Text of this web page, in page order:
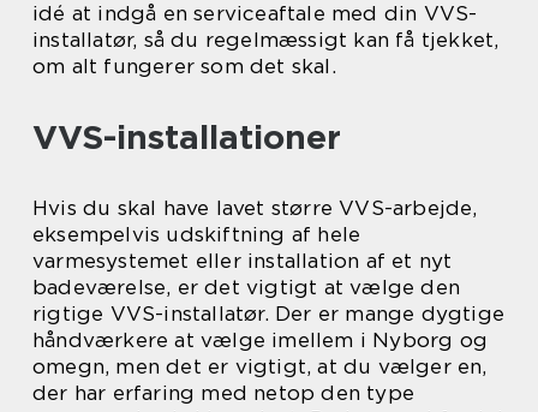
idé at indgå en serviceaftale med din VVS-
installatør, så du regelmæssigt kan få tjekket,
om alt fungerer som det skal.
VVS-installationer
Hvis du skal have lavet større VVS-arbejde,
eksempelvis udskiftning af hele
varmesystemet eller installation af et nyt
badeværelse, er det vigtigt at vælge den
rigtige VVS-installatør. Der er mange dygtige
håndværkere at vælge imellem i Nyborg og
omegn, men det er vigtigt, at du vælger en,
der har erfaring med netop den type